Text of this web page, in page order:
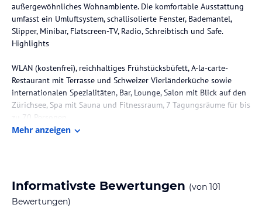
außergewöhnliches Wohnambiente. Die komfortable Ausstattung
umfasst ein Umluftsystem, schallisolierte Fenster, Bademantel,
Slipper, Minibar, Flatscreen-TV, Radio, Schreibtisch und Safe.
Highlights
WLAN (kostenfrei), reichhaltiges Frühstücksbüfett, A-la-carte-
Restaurant mit Terrasse und Schweizer Vierländerküche sowie
internationalen Spezialitäten, Bar, Lounge, Salon mit Blick auf den
Zürichsee, Spa mit Sauna und Fitnessraum, 7 Tagungsräume für bis
zu 70 Personen
kostenlos mit den öffentlichen Verkehrsmitteln und erhalten
freien oder reduzierten Eintritt bei vielen Freizeitanbietern, Shops
und Sehenswürdigkeiten der Stadt (z.B. Limmat-Fahrt, Uetliberg,
Mehr anzeigen
Informativste Bewertungen (von 101
Bewertungen)